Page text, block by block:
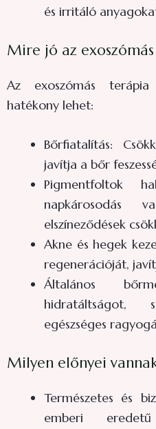
és irritáló
Mire jó az exoszómás
Az exoszómás terápia
hatékony lehet:
Bőrfiatalítás:
javítja a bőr
Pigmentfoltok
napkárosodás
elszíneződések
Akne és hegek
regenerációját,
Általános
hidratáltságot,
egészséges
Milyen előnyei
Természetes és
emberi